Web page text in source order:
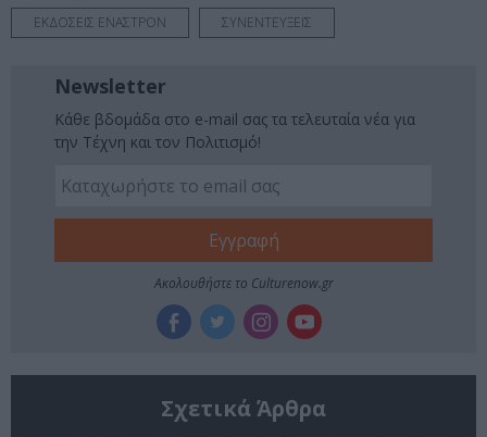
ΕΚΔΟΣΕΙΣ ΕΝΑΣΤΡΟΝ ΣΥΝΕΝΤΕΥΞΕΙΣ
Newsletter
Κάθε βδομάδα στο e-mail σας τα τελευταία νέα για
την Τέχνη και τον Πολιτισμό!
Ακολουθήστε το Culturenow.gr
Σχετικά Άρθρα